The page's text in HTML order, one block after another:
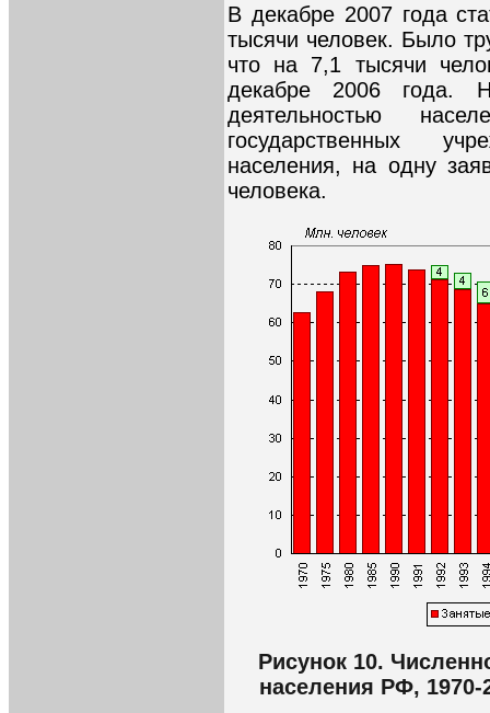
В декабре 2007 года
тысячи человек. Было
что на 7,1 тысячи
декабре 2006 года.
деятельностью
государственных
населения, на одну
человека.
Рисунок 10.
населения РФ,